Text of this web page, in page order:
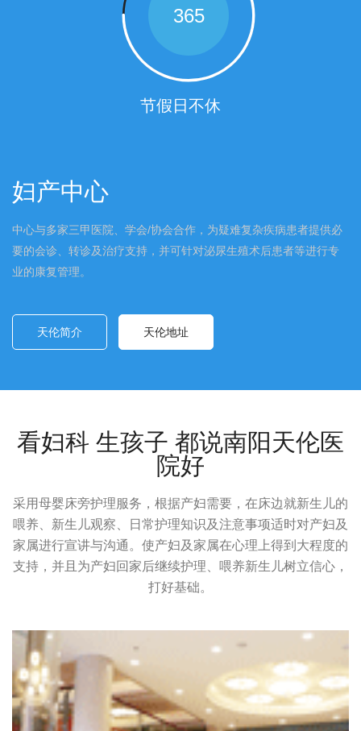
365
节假日不休
妇产中心
中心与多家三甲医院、学会/协会合作，为疑难复杂疾病患者提供必
要的会诊、转诊及治疗支持，并可针对泌尿生殖术后患者等进行专
业的康复管理。
天伦简介 天伦地址
看妇科 生孩子 都说南阳天伦医
院好
采用母婴床旁护理服务，根据产妇需要，在床边就新生儿的
喂养、新生儿观察、日常护理知识及注意事项适时对产妇及
家属进行宣讲与沟通。使产妇及家属在心理上得到大程度的
支持，并且为产妇回家后继续护理、喂养新生儿树立信心，
打好基础。